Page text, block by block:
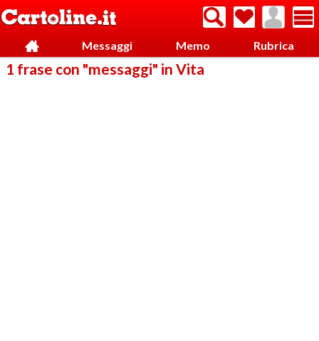
Messaggi Memo Rubrica
1 frase con "messaggi" in Vita